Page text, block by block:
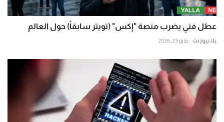
عطل فني يضرب منصة "إكس" (تويتر سابقاً) حول العالم
يلا نيوز نت مايو 23, 2026